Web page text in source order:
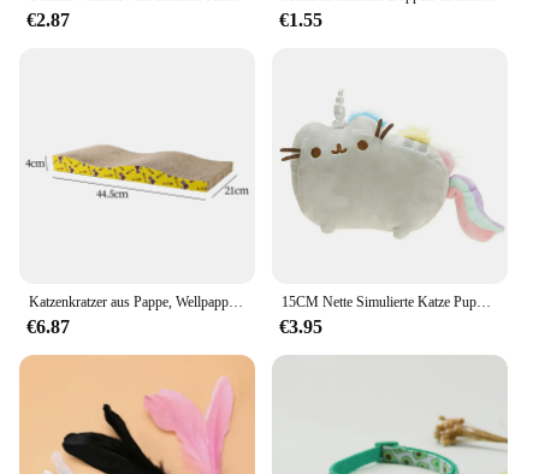
€2.87 €1.55
Katzenkratzer aus Pappe, Wellpappe, langlebiger Möbelschutz, Haustiersofa, Katzenkratzbett für Katzen im Innenbereich, Kätzchenauflage
€6.87
15CM Nette Simulierte Katze Puppe Plüsch Spielzeug Gefüllte Weiche Tier Plüsch weiß Grau Kätzchen Kissen Kinder Mädchen Geburtstag Geschenk haustier Spielzeug Deco
€3.95